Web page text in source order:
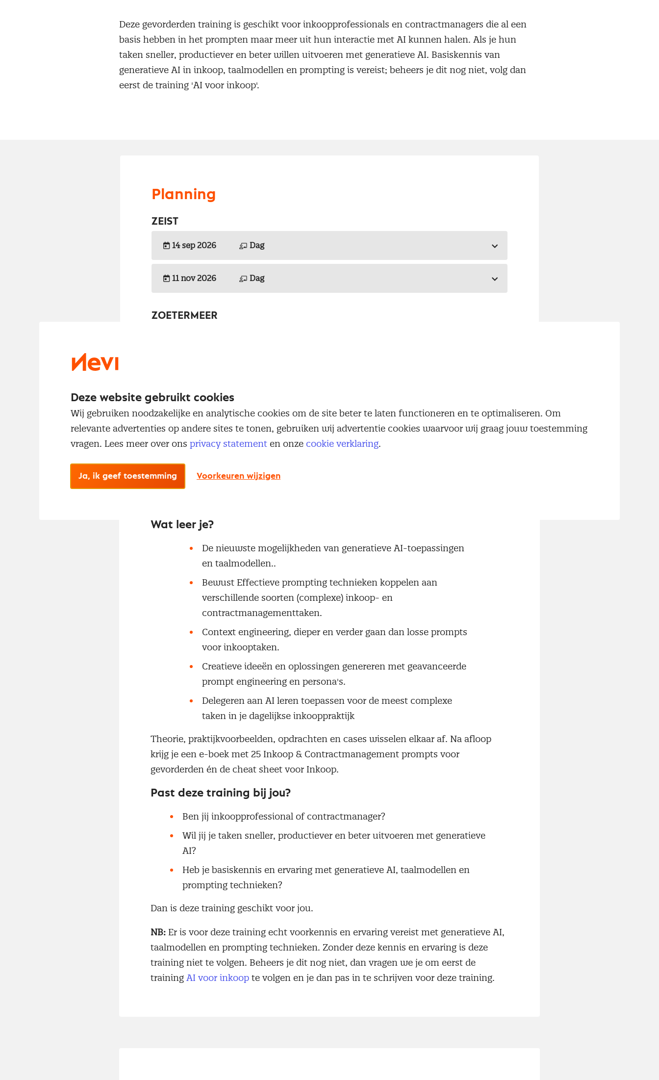
Deze gevorderden training is geschikt voor inkoopprofessionals en contractmanagers die al een
basis hebben in het prompten maar meer uit hun interactie met AI kunnen halen. Als je hun
taken sneller, productiever en beter willen uitvoeren met generatieve AI. Basiskennis van
generatieve AI in inkoop, taalmodellen en prompting is vereist; beheers je dit nog niet, volg dan
eerst de training 'AI voor inkoop'.
Planning
ZEIST
14 sep 2026 Dag
11 nov 2026 Dag
ZOETERMEER
29 okt 2026
Wat leer je?
De nieuwste mogelijkheden van generatieve AI-toepassingen
en taalmodellen..
Bewust Effectieve prompting technieken koppelen aan
verschillende soorten (complexe) inkoop- en
contractmanagementtaken.
Context engineering, dieper en verder gaan dan losse prompts
voor inkooptaken.
Creatieve ideeën en oplossingen genereren met geavanceerde
prompt engineering en persona's.
Delegeren aan AI leren toepassen voor de meest complexe
taken in je dagelijkse inkooppraktijk
Theorie, praktijkvoorbeelden, opdrachten en cases wisselen elkaar af. Na afloop
krijg je een e-boek met 25 Inkoop & Contractmanagement prompts voor
gevorderden én de cheat sheet voor Inkoop.
Past deze training bij jou?
Ben jij inkoopprofessional of contractmanager?
Wil jij je taken sneller, productiever en beter uitvoeren met generatieve
AI?
Heb je basiskennis en ervaring met generatieve AI, taalmodellen en
prompting technieken?
Dan is deze training geschikt voor jou.
NB:Er is voor deze training echt voorkennis en ervaring vereist met generatieve AI,
taalmodellen en prompting technieken. Zonder deze kennis en ervaring is deze
training niet te volgen. Beheers je dit nog niet, dan vragen we je om eerst de
training AI voor inkoopte volgen en je dan pas in te schrijven voor deze training.
Deze website gebruikt cookies
Wij gebruiken noodzakelijke en analytische cookies om de site beter te laten functioneren en te optimaliseren. Om
relevante advertenties op andere sites te tonen, gebruiken wij advertentie cookies waarvoor wij graag jouw toestemming
vragen. Lees meer over ons privacy statement en onze cookie verklaring.
Ja, ik geef toestemming Voorkeuren wijzigen